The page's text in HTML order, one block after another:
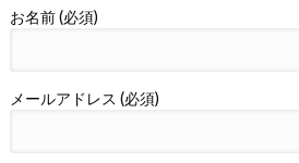
お名前 (必須)
メールアドレス (必須)